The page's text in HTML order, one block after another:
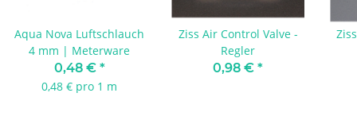
Aqua Nova Luftschlauch
4 mm | Meterware
0,48 € *
0,48 € pro 1 m
Ziss Air Control Valve -
Regler
0,98 € *